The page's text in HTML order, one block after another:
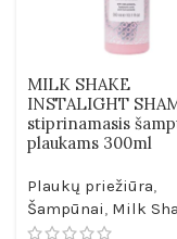
MILK SHAKE
INSTALIGHT
stiprinamasis
plaukams 300ml
Plaukų priežiūra,
Šampūnai, Milk